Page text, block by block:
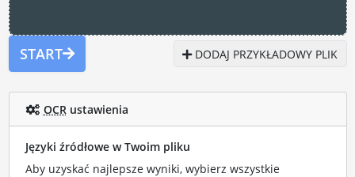
START DODAJ PRZYKŁADOWY PLIK
OCR ustawienia
Języki źródłowe w Twoim pliku
Aby uzyskać najlepsze wyniki, wybierz wszystkie